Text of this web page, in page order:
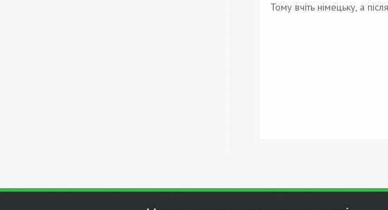
Тому вчіть німецьку, а